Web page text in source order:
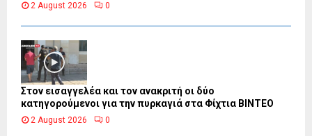
2 August 2026 0
Στον εισαγγελέα και τον ανακριτή οι δύο
κατηγορούμενοι για την πυρκαγιά στα Φίχτια ΒΙΝΤΕΟ
2 August 2026 0